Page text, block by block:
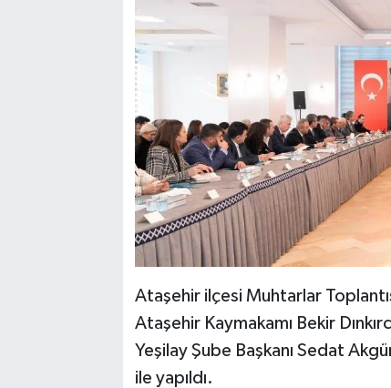
Ataşehir ilçesi Muhtarlar
Ataşehir Kaymakamı Bekir
Yeşilay Şube Başkanı Sedat
ile yapıldı.